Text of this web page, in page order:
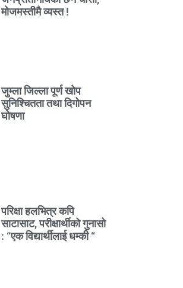
मोजमस्तीमै व्यस्त !
जुम्ला जिल्ला पूर्ण खोप
सुनिश्चितता तथा दिगोपन
घोषणा
परिक्षा हलभित्र कपि
साटासाट, परीक्षार्थीको गुनासो
: “एक विद्यार्थीलाई धम्की “